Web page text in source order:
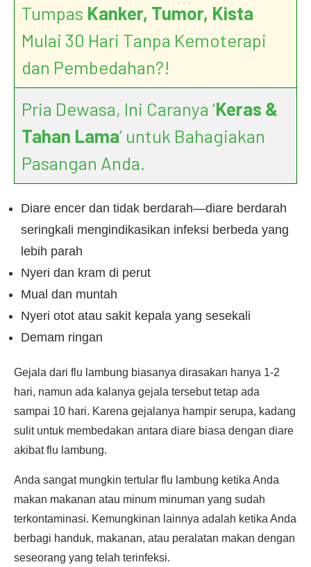
Tumpas Kanker, Tumor, Kista
Mulai 30 Hari Tanpa Kemoterapi
dan Pembedahan?!
Pria Dewasa, Ini Caranya ‘Keras &
Tahan Lama’ untuk Bahagiakan
Pasangan Anda.
Diare encer dan tidak berdarah—diare berdarah
seringkali mengindikasikan infeksi berbeda yang
lebih parah
Nyeri dan kram di perut
Mual dan muntah
Nyeri otot atau sakit kepala yang sesekali
Demam ringan
Gejala dari flu lambung biasanya dirasakan hanya 1-2
hari, namun ada kalanya gejala tersebut tetap ada
sampai 10 hari. Karena gejalanya hampir serupa, kadang
sulit untuk membedakan antara diare biasa dengan diare
akibat flu lambung.
Anda sangat mungkin tertular flu lambung ketika Anda
makan makanan atau minum minuman yang sudah
terkontaminasi. Kemungkinan lainnya adalah ketika Anda
berbagi handuk, makanan, atau peralatan makan dengan
seseorang yang telah terinfeksi.